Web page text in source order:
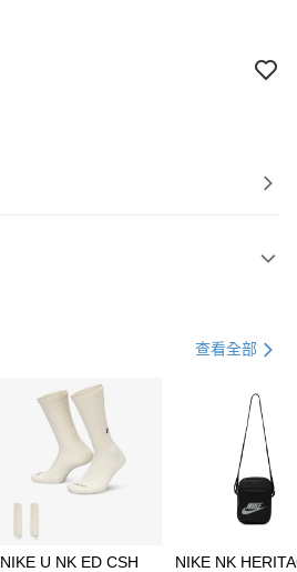
21家銀行
第一商業銀行
彰化商業銀行
查看全部
NIKE U NK ED CSH
NIKE NK